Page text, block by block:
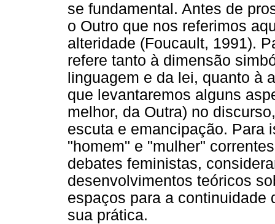
se fundamental. Antes de
o Outro que nos referimos
alteridade (Foucault, 1991).
refere tanto à dimensão
linguagem e da lei, quanto à
que levantaremos alguns
melhor, da Outra) no
escuta e emancipação. Para
"homem" e "mulher"
debates feministas,
desenvolvimentos teóricos
espaços para a continuidade
sua prática.